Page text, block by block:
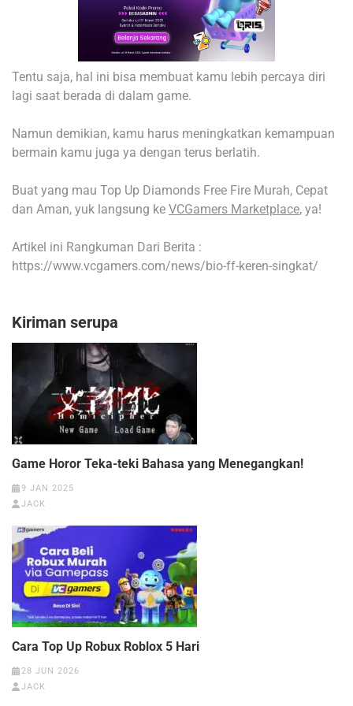
Tentu saja, hal ini bisa membuat kamu lebih percaya diri
lagi saat berada di dalam game.
Namun demikian, kamu harus meningkatkan kemampuan
bermain kamu juga ya dengan terus berlatih.
Buat yang mau Top Up Diamonds Free Fire Murah, Cepat
dan Aman, yuk langsung ke VCGamers Marketplace, ya!
Artikel ini Rangkuman Dari Berita :
https://www.vcgamers.com/news/bio-ff-keren-singkat/
Kiriman serupa
Game Horor Teka-teki Bahasa yang Menegangkan!
9 JAN 2025
JACK
Cara Top Up Robux Roblox 5 Hari
28 JUN 2026
JACK